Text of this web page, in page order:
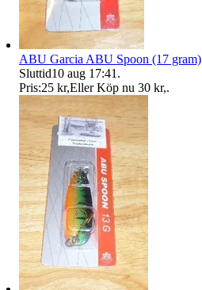
ABU Garcia ABU Spoon (17 gram)
Sluttid10 aug 17:41 .
Pris:25 kr,Eller Köp nu 30 kr,.